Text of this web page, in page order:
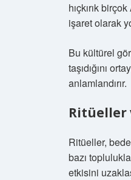
hıçkırık
işaret olarak
Bu kültürel
taşıdığını
anlamlandırır.
Ritüeller
Ritüeller,
bazı
etkisini